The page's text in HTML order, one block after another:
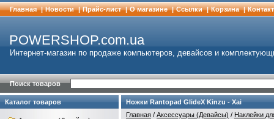
Главная | Новости | Прайс-лист | О магазине | Cсылки | Корзина |
POWERSHOP.com.ua
Интернет-магазин по продаже компьютеров, девайсов и
Поиск товаров
Каталог товаров
Ножки Rantopad GlideX Kinzu - Xai
Главная / Аксессуары (Девайсы) / Наклейки